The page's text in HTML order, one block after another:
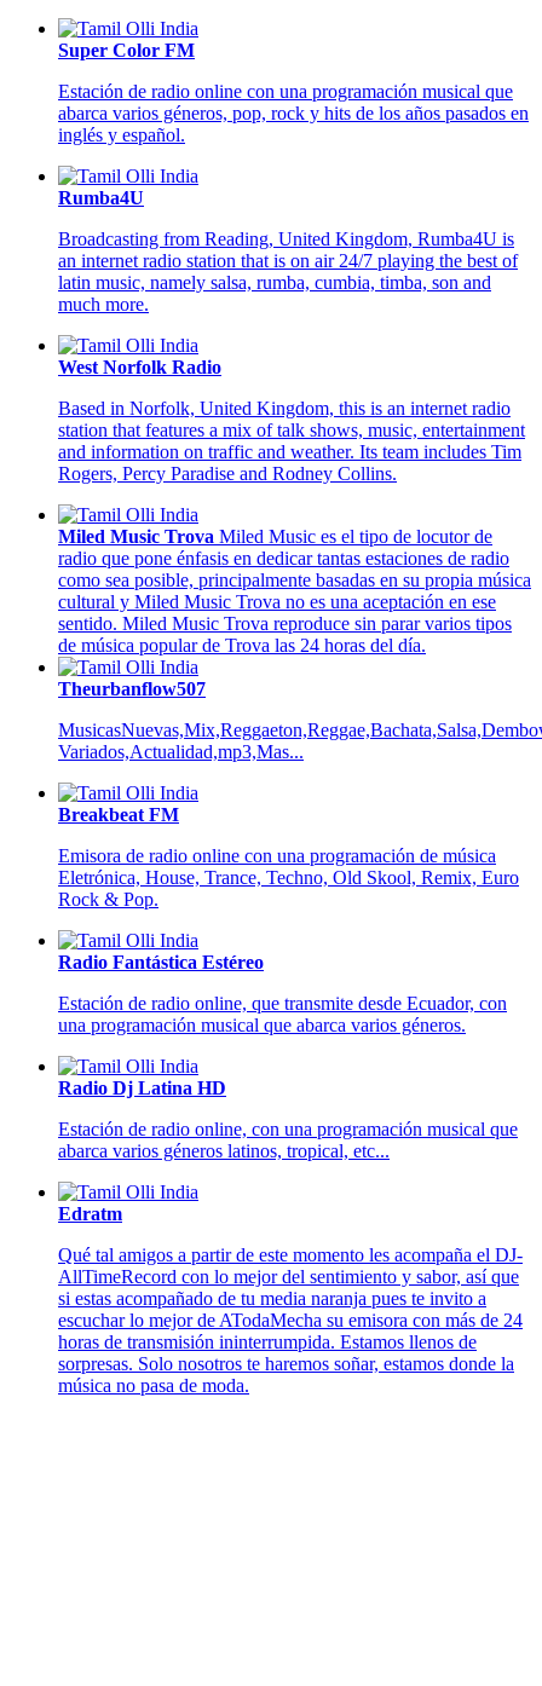
Super Color FM
Estación de radio online con una programación musical que
abarca varios géneros, pop, rock y hits de los años pasados en
inglés y español.
Rumba4U
Broadcasting from Reading, United Kingdom, Rumba4U is
an internet radio station that is on air 24/7 playing the best of
latin music, namely salsa, rumba, cumbia, timba, son and
much more.
West Norfolk Radio
Based in Norfolk, United Kingdom, this is an internet radio
station that features a mix of talk shows, music, entertainment
and information on traffic and weather. Its team includes Tim
Rogers, Percy Paradise and Rodney Collins.
Miled Music Trova Miled Music es el tipo de locutor de
radio que pone énfasis en dedicar tantas estaciones de radio
como sea posible, principalmente basadas en su propia música
cultural y Miled Music Trova no es una aceptación en ese
sentido. Miled Music Trova reproduce sin parar varios tipos
de música popular de Trova las 24 horas del día.
Theurbanflow507
Variados,Actualidad,mp3,Mas...
Breakbeat FM
Emisora de radio online con una programación de música
Eletrónica, House, Trance, Techno, Old Skool, Remix, Euro
Rock & Pop.
Radio Fantástica Estéreo
Estación de radio online, que transmite desde Ecuador, con
una programación musical que abarca varios géneros.
Radio Dj Latina HD
Estación de radio online, con una programación musical que
abarca varios géneros latinos, tropical, etc...
Edratm
Qué tal amigos a partir de este momento les acompaña el DJ-
AllTimeRecord con lo mejor del sentimiento y sabor, así que
si estas acompañado de tu media naranja pues te invito a
escuchar lo mejor de ATodaMecha su emisora con más de 24
horas de transmisión ininterrumpida. Estamos llenos de
sorpresas. Solo nosotros te haremos soñar, estamos donde la
música no pasa de moda.